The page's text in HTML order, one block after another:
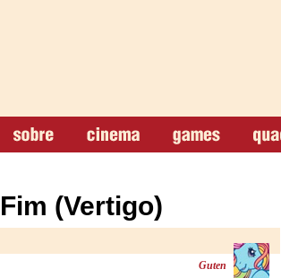
(Vertigo)
Guten